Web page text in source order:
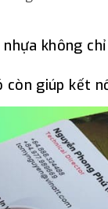
nhựa không
giúp kết